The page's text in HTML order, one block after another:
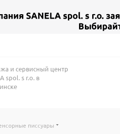
и сервисный центр
spol. s r.o. в
писсуары